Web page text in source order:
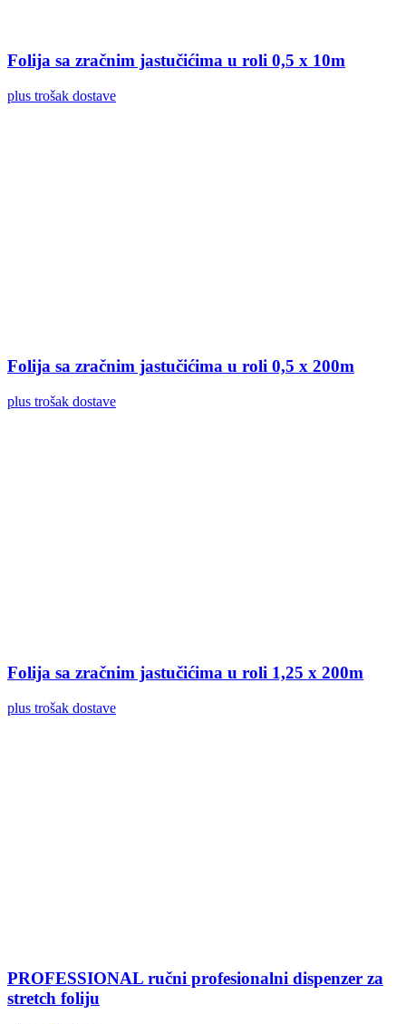
Folija sa zračnim jastučićima u roli 0,5 x 10m
plus trošak dostave
Folija sa zračnim jastučićima u roli 0,5 x 200m
plus trošak dostave
Folija sa zračnim jastučićima u roli 1,25 x 200m
plus trošak dostave
PROFESSIONAL ručni profesionalni dispenzer za
stretch foliju